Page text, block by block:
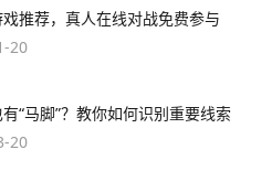
推荐，真人在线对战免费参与
20
“马脚”？教你如何识别重要线索
20